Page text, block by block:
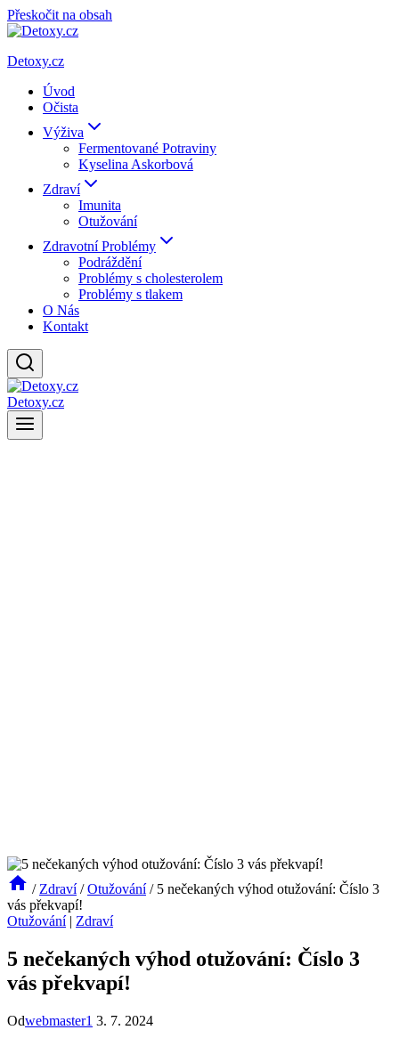
Přeskočit na obsah
Detoxy.cz
Úvod
Očista
Výživa
Fermentované Potraviny
Kyselina Askorbová
Zdraví
Imunita
Otužování
Zdravotní Problémy
Podráždění
Problémy s cholesterolem
Problémy s tlakem
O Nás
Kontakt
Detoxy.cz
/ Zdraví / Otužování / 5 nečekaných výhod otužování: Číslo 3
vás překvapí!
Otužování| Zdraví
5 nečekaných výhod otužování: Číslo 3
vás překvapí!
Odwebmaster1 3. 7. 2024